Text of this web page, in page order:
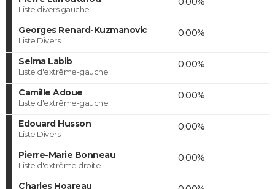
Liste divers gauche
Georges Renard-Kuzmanovic
Liste Divers
0,00%
Selma Labib
Liste d'extrême-gauche
0,00%
Camille Adoue
Liste d'extrême-gauche
0,00%
Edouard Husson
Liste Divers
0,00%
Pierre-Marie Bonneau
Liste d'extrême droite
0,00%
Charles Hoareau